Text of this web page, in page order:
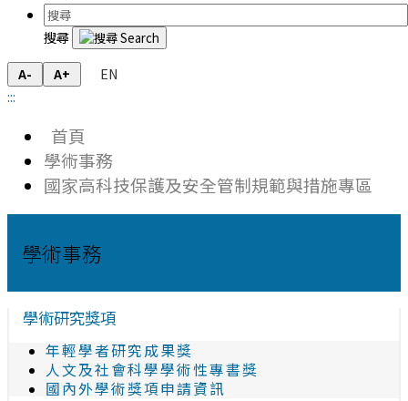
搜尋
A- A+
EN
:::
首頁
學術事務
國家高科技保護及安全管制規範與措施專區
學術事務
學術研究獎項
年輕學者研究成果獎
人文及社會科學學術性專書獎
國內外學術獎項申請資訊